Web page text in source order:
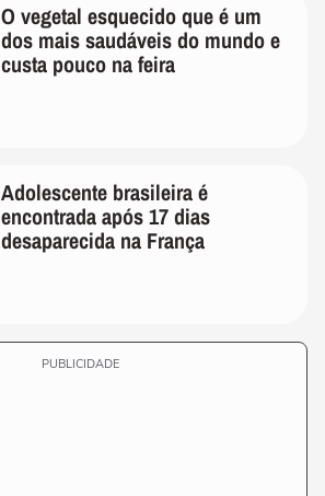
O vegetal esquecido que é um
dos mais saudáveis do mundo e
custa pouco na feira
Adolescente brasileira é
encontrada após 17 dias
desaparecida na França
PUBLICIDADE